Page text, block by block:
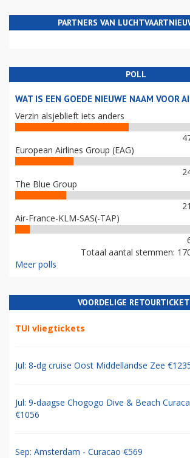
PARTNERS VAN
POLL
WAT IS EEN GOEDE NIEUWE NAAM VOOR
Verzin alsjeblieft iets anders
European Airlines Group (EAG)
The Blue Group
Air-France-KLM-SAS(-TAP)
Totaal aantal stemmen:
Meer polls
VOORDELIGE
TUI vliegtickets
Jul: 8-dg cruise Oost Middellandse Zee
Jul: 9-daagse Chogogo Dive & Beach
€1056
Sep: Amsterdam - Curacao €569